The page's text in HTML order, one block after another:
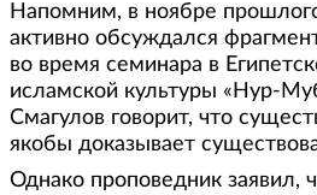
Напомним, в ноябре
активно обсуждался
во время семинара в
исламской культуры «Нур-
Смагулов говорит, что
якобы доказывает
Однако проповедник заявил,